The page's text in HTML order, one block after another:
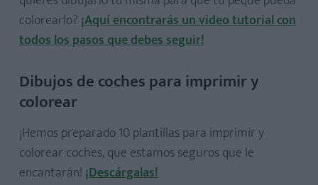
colorearlo? ¡Aquí encontrarás un video tutorial con
todos los pasos que debes seguir!
Dibujos de coches para imprimir y
colorear
¡Hemos preparado 10 plantillas para imprimir y
colorear coches, que estamos seguros que le
encantarán! ¡Descárgalas!